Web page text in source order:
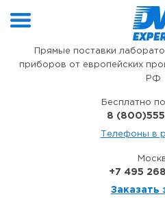
Прямые поставки
приборов от европейских
РФ
Бесплатно
8
Телефоны в
+7 495
Заказать